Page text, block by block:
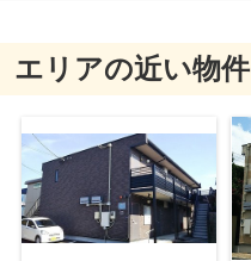
エリアの近い物件